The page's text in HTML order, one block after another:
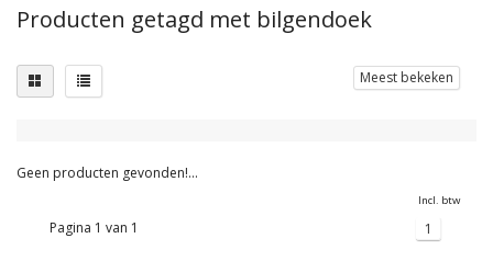
Producten getagd met bilgendoek
Meest bekeken
Geen producten gevonden!...
Incl. btw
Pagina 1 van 1 1